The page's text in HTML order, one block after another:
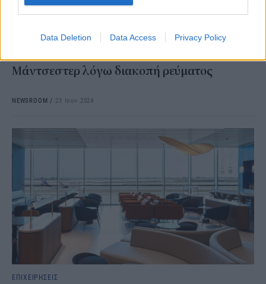
Data Deletion Data Access Privacy Policy
Μάντσεστερ λόγω διακοπή ρεύματος
NEWSROOM / 23 Ιουν 2024
ΕΠΙΧΕΙΡΗΣΕΙΣ